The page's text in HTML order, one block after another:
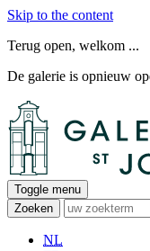
Skip to the content
Terug open, welkom ...
De galerie is opnieuw
Toggle menu
Zoeken
NL